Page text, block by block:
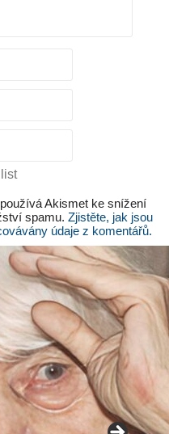
Akismet ke snížení
spamu. Zjistěte, jak jsou
údaje z komentářů.